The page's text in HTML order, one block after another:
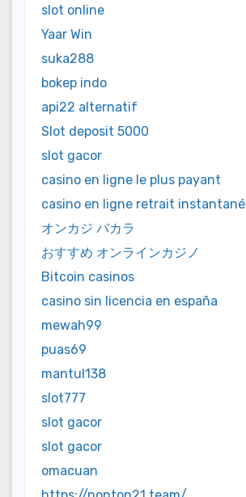
slot online
Yaar Win
suka288
bokep indo
api22 alternatif
Slot deposit 5000
slot gacor
casino en ligne le plus payant
casino en ligne retrait instantané
オンカジ バカラ
おすすめ オンラインカジノ
Bitcoin casinos
casino sin licencia en españa
mewah99
puas69
mantul138
slot777
slot gacor
slot gacor
omacuan